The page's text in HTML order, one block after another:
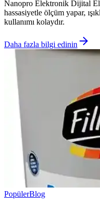
Nanopro Elektronik Dijital El
hassasiyetle ölçüm yapar,
kullanımı kolaydır.
Daha fazla bilgi edinin
PopülerBlog